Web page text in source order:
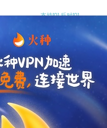
支持[0] 反对[0]
支持[0] 反对
支持